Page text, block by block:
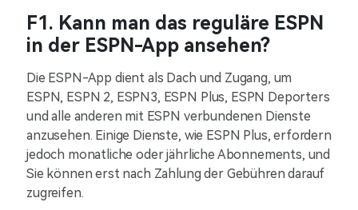
F1. Kann man das reguläre ESPN
in der ESPN-App ansehen?
Die ESPN-App dient als Dach und Zugang, um
ESPN, ESPN 2, ESPN3, ESPN Plus, ESPN Deporters
und alle anderen mit ESPN verbundenen Dienste
anzusehen. Einige Dienste, wie ESPN Plus, erfordern
jedoch monatliche oder jährliche Abonnements, und
Sie können erst nach Zahlung der Gebühren darauf
zugreifen.